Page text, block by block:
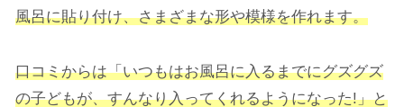
風呂に貼り付け、さまざまな形や模様を作れます。
口コミからは「いつもはお風呂に入るまでにグズグズ
の子どもが、すんなり入ってくれるようになった!」と